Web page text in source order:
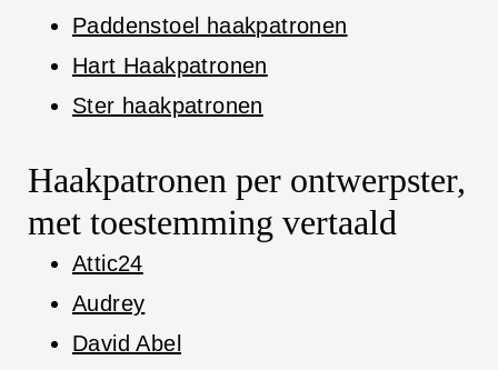
Paddenstoel haakpatronen
Hart Haakpatronen
Ster haakpatronen
Haakpatronen per ontwerpster,
met toestemming vertaald
Attic24
Audrey
David Abel